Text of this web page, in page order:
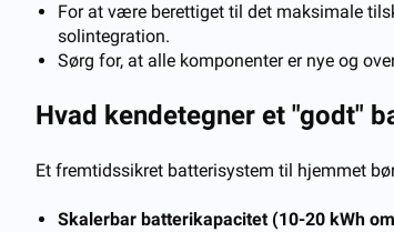
For at være berettiget til det maksimale
solintegration.
Sørg for, at alle komponenter er nye og
Hvad kendetegner et "godt"
Et fremtidssikret batterisystem til hjemmet
Skalerbar batterikapacitet (10-20 kWh